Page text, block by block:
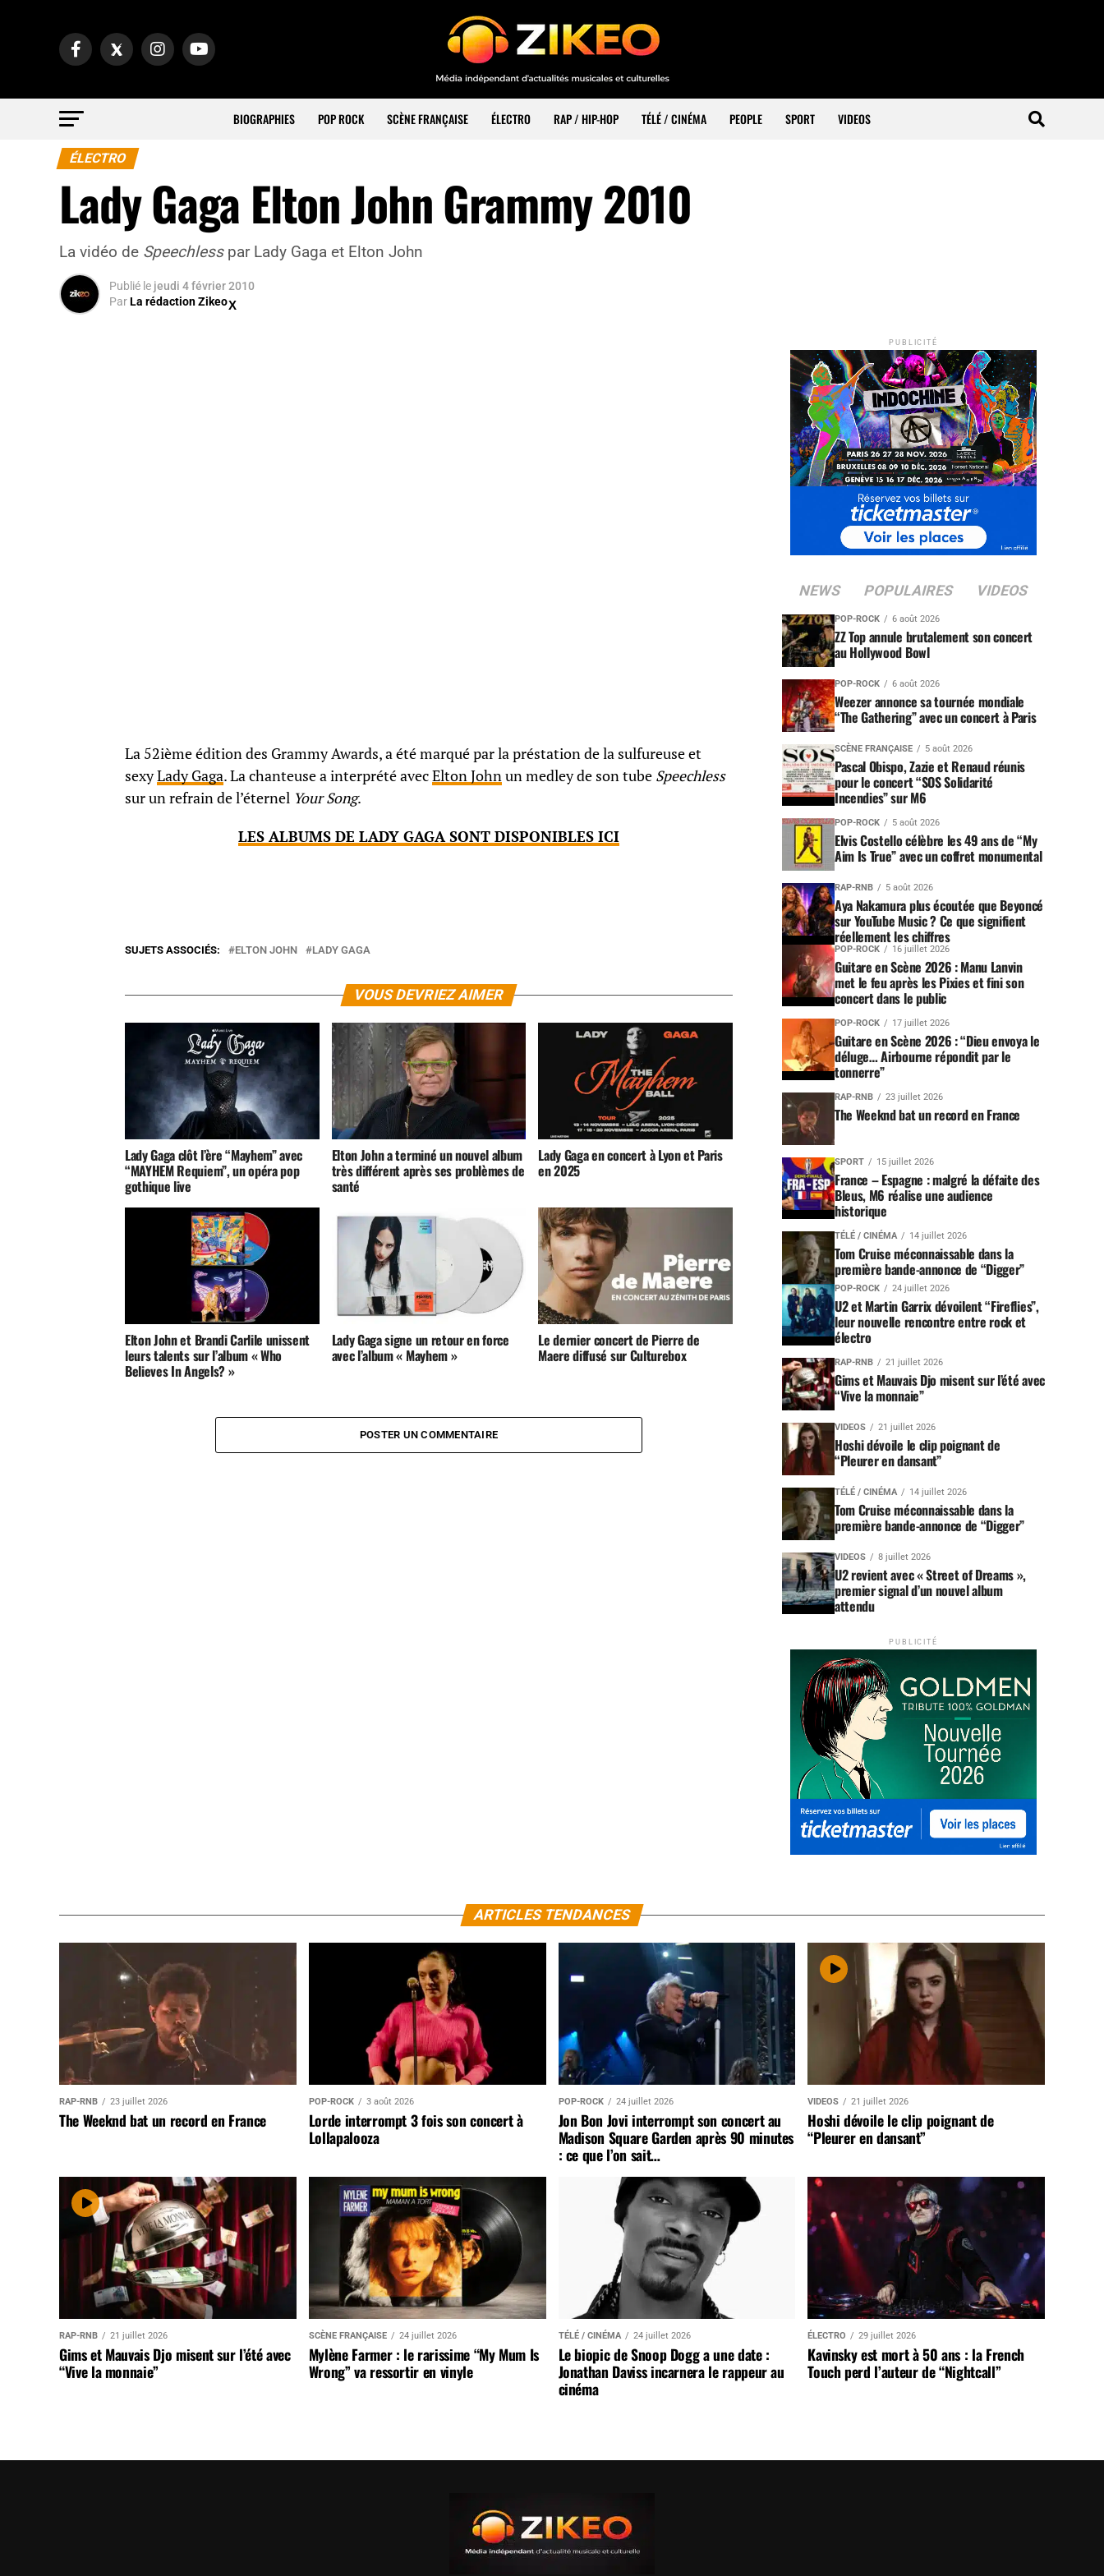
BIOGRAPHIES POP ROCK SCÈNE FRANÇAISE ÉLECTRO RAP / HIP-HOP TÉLÉ / CINÉMA PEOPLE SPORT VIDEOS
ÉLECTRO
Lady Gaga Elton John Grammy 2010
La vidéo de Speechlesspar Lady Gaga et Elton John
Publié le jeudi 4 février 2010
ParLa rédaction Zikeo
La 52ième édition des Grammy Awards, a été marqué par la préstation de la sulfureuse et
sexyLady Gaga. La chanteuse a interprété avecElton Johnun medley de son tube Speechless
sur un refrain de l’éternel Your Song.
LES ALBUMS DE LADY GAGA SONT DISPONIBLES ICI
SUJETS ASSOCIÉS: ELTON JOHN LADY GAGA
VOUS DEVRIEZ AIMER
Lady Gaga clôt l’ère “Mayhem” avec
“MAYHEM Requiem”, un opéra pop
gothique live
Elton John a terminé un nouvel album
très différent après ses problèmes de
santé
Lady Gaga en concert à Lyon et Paris
en 2025
Elton John et Brandi Carlile unissent
leurs talents sur l’album « Who
Believes In Angels? »
Lady Gaga signe un retour en force
avec l’album « Mayhem »
Le dernier concert de Pierre de
Maere diffusé sur Culturebox
POSTER UN COMMENTAIRE
PUBLICITÉ
NEWS POPULAIRES VIDEOS
POP-ROCK 6 août 2026
ZZ Top annule brutalement son concert
au Hollywood Bowl
POP-ROCK 6 août 2026
Weezer annonce sa tournée mondiale
“The Gathering” avec un concert à Paris
SCÈNE FRANÇAISE 5 août 2026
Pascal Obispo, Zazie et Renaud réunis
pour le concert “SOS Solidarité
Incendies” sur M6
POP-ROCK 5 août 2026
Elvis Costello célèbre les 49 ans de “My
Aim Is True” avec un coffret monumental
RAP-RNB 5 août 2026
Aya Nakamura plus écoutée que Beyoncé
sur YouTube Music ? Ce que signifient
réellement les chiffres
POP-ROCK 16 juillet 2026
Guitare en Scène 2026 : Manu Lanvin
met le feu après les Pixies et fini son
concert dans le public
POP-ROCK 17 juillet 2026
Guitare en Scène 2026 : “Dieu envoya le
déluge… Airbourne répondit par le
tonnerre”
RAP-RNB 23 juillet 2026
The Weeknd bat un record en France
SPORT 15 juillet 2026
France – Espagne : malgré la défaite des
Bleus, M6 réalise une audience
historique
TÉLÉ / CINÉMA 14 juillet 2026
Tom Cruise méconnaissable dans la
première bande-annonce de “Digger”
POP-ROCK 24 juillet 2026
U2 et Martin Garrix dévoilent “Fireflies”,
leur nouvelle rencontre entre rock et
électro
RAP-RNB 21 juillet 2026
Gims et Mauvais Djo misent sur l’été avec
“Vive la monnaie”
VIDEOS 21 juillet 2026
Hoshi dévoile le clip poignant de
“Pleurer en dansant”
TÉLÉ / CINÉMA 14 juillet 2026
Tom Cruise méconnaissable dans la
première bande-annonce de “Digger”
VIDEOS 8 juillet 2026
U2 revient avec « Street of Dreams »,
premier signal d’un nouvel album
attendu
PUBLICITÉ
ARTICLES TENDANCES
RAP-RNB 23 juillet 2026
The Weeknd bat un record en France
POP-ROCK 3 août 2026
Lorde interrompt 3 fois son concert à
Lollapalooza
POP-ROCK 24 juillet 2026
Jon Bon Jovi interrompt son concert au
Madison Square Garden après 90 minutes
: ce que l’on sait…
VIDEOS 21 juillet 2026
Hoshi dévoile le clip poignant de
“Pleurer en dansant”
RAP-RNB 21 juillet 2026
Gims et Mauvais Djo misent sur l’été avec
“Vive la monnaie”
SCÈNE FRANÇAISE 24 juillet 2026
Mylène Farmer : le rarissime “My Mum Is
Wrong” va ressortir en vinyle
TÉLÉ / CINÉMA 24 juillet 2026
Le biopic de Snoop Dogg a une date :
Jonathan Daviss incarnera le rappeur au
cinéma
ÉLECTRO 29 juillet 2026
Kavinsky est mort à 50 ans : la French
Touch perd l’auteur de “Nightcall”